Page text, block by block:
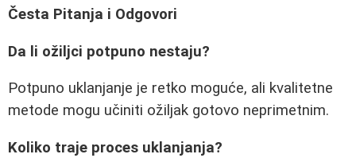
Česta Pitanja i Odgovori
Da li ožiljci potpuno nestaju?
Potpuno uklanjanje je retko moguće, ali kvalitetne
metode mogu učiniti ožiljak gotovo neprimetnim.
Koliko traje proces uklanjanja?